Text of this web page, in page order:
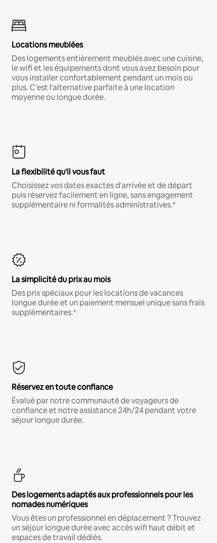
Locations meublées
Des logements entièrement meublés avec une cuisine,
le wifi et les équipements dont vous avez besoin pour
vous installer confortablement pendant un mois ou
plus. C'est l'alternative parfaite à une location
moyenne ou longue durée.
La flexibilité qu'il vous faut
Choisissez vos dates exactes d'arrivée et de départ
puis réservez facilement en ligne, sans engagement
supplémentaire ni formalités administratives.*
La simplicité du prix au mois
Des prix spéciaux pour les locations de vacances
longue durée et un paiement mensuel unique sans frais
supplémentaires.*
Réservez en toute confiance
Évalué par notre communauté de voyageurs de
confiance et notre assistance 24h/24 pendant votre
séjour longue durée.
Des logements adaptés aux professionnels pour les
nomades numériques
Vous êtes un professionnel en déplacement ? Trouvez
un séjour longue durée avec accès wifi haut débit et
espaces de travail dédiés.